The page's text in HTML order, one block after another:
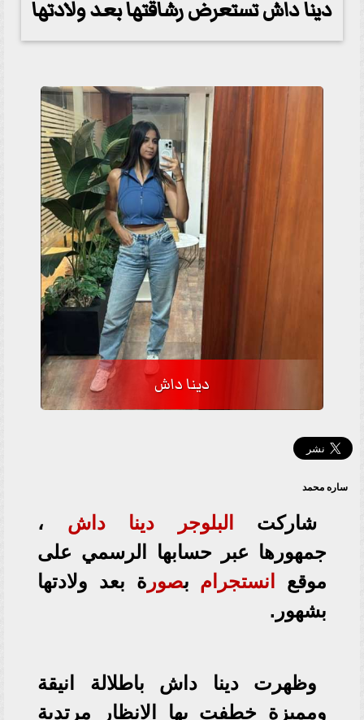
دينا داش تستعرض رشاقتها بعد ولادتها
دينا داش
ساره محمد
شاركت البلوجر دينا داش ،
جمهورها عبر حسابها الرسمي على
موقع
انستجرام بصور ة بعد ولادتها
بشهور.
وظهرت دينا داش باطلالة انيقة
ومميزة خطفت بها الانظار مرتدية